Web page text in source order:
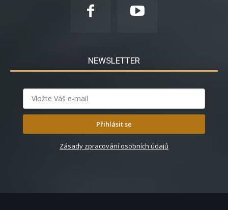
NEWSLETTER
Přihlásit se
Zásady zpracování osobních údajů